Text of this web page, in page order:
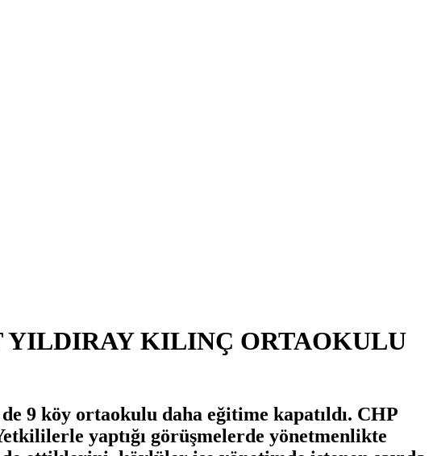
KILINÇ ORTAOKULU
9 köy ortaokulu daha eğitime kapatıldı. CHP
yaptığı görüşmelerde yönetmenlikte